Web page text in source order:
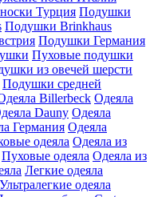
Турция Подушки
Подушки Brinkhaus
Подушки Германия
Пуховые подушки
из овечей шерсти
Подушки средней
Billerbeck Одеяла
Dauny Одеяла
Германия Одеяла
одеяла Одеяла из
Пуховые одеяла Одеяла из
Легкие одеяла
Ультралегкие одеяла